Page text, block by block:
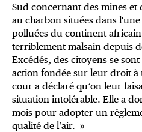
Sud concernant des mines et
au charbon situées dans
polluées du continent
terriblement malsain depuis
Excédés, des citoyens se
action fondée sur leur droit
cour a déclaré qu’on leur
situation intolérable. Elle a
mois pour adopter un
qualité de l’air. »